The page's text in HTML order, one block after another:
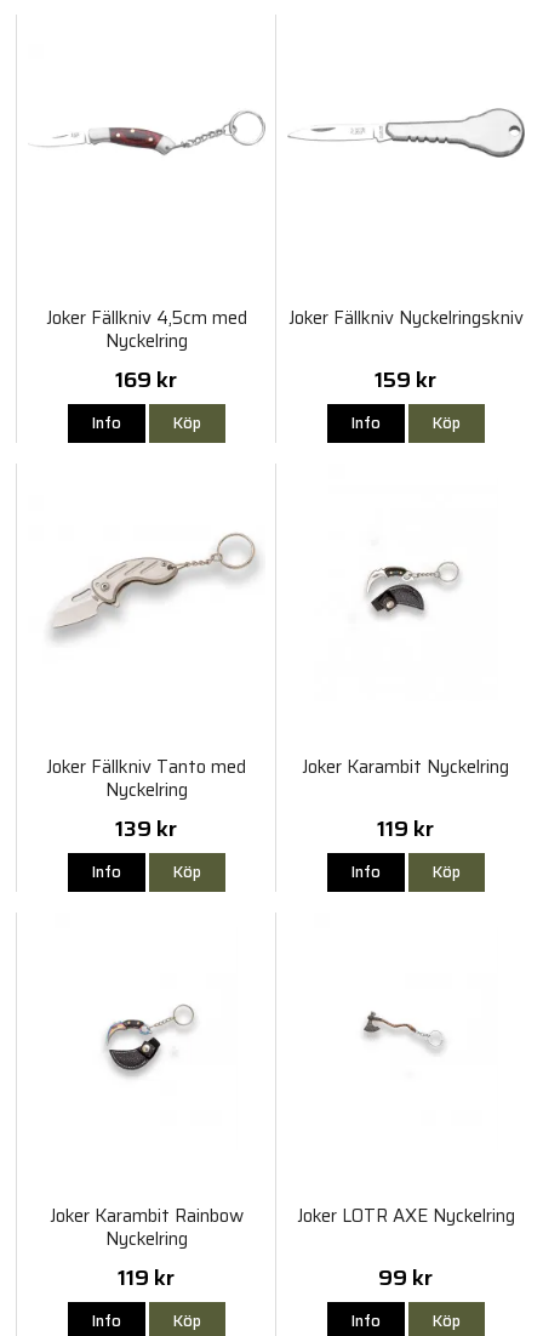
Joker Fällkniv 4,5cm med
Nyckelring
169 kr
Info Köp
Joker Fällkniv Nyckelringskniv
159 kr
Info Köp
Joker Fällkniv Tanto med
Nyckelring
139 kr
Info Köp
Joker Karambit Nyckelring
119 kr
Info Köp
Joker Karambit Rainbow
Nyckelring
119 kr
Info Köp
Joker LOTR AXE Nyckelring
99 kr
Info Köp